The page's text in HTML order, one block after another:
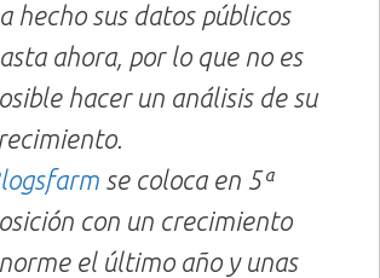
hecho sus datos públicos
ahora, por lo que no es
hacer un análisis de su
se coloca en 5ª
con un crecimiento
el último año y unas